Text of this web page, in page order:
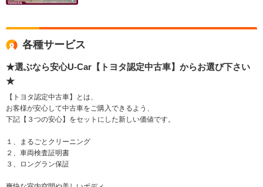
各種サービス
★選ぶなら安心U-Car【トヨタ認定中古車】からお選び下さい
★
【トヨタ認定中古車】とは、
お客様が安心して中古車をご購入できるよう、
下記【３つの安心】をセットにした新しい価値です。
１、まるごとクリーニング
２、車両検査証明書
３、ロングラン保証